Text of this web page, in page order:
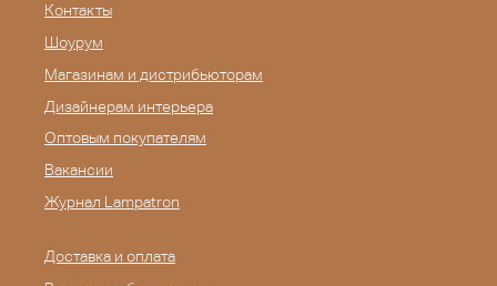
Контакты
Шоурум
Магазинам и дистрибьюторам
Дизайнерам интерьера
Оптовым покупателям
Вакансии
Журнал Lampatron
Доставка и оплата